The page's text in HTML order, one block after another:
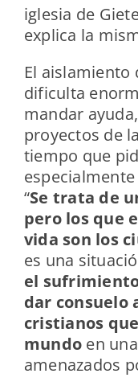
iglesia de
explica la
El aislamiento
dificulta
mandar
proyectos de
tiempo que
“Se trata de
pero los que
vida son los
es una
el
dar consuelo
cristianos
mundo en
amenazados